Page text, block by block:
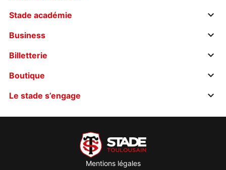
Stade académie
Business
Billetterie
Boutique
Le stade s’engage
Mentions légales